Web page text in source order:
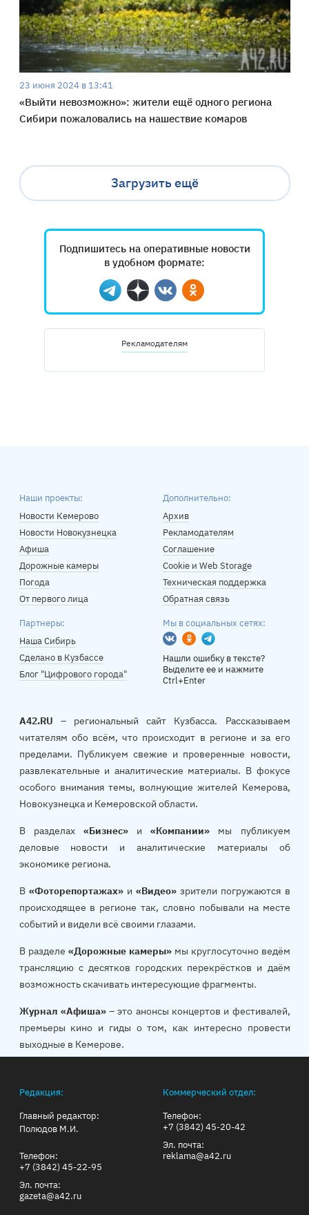
23 июня 2024 в 13:41
«Выйти невозможно»: жители ещё одного региона
Сибири пожаловались на нашествие комаров
Загрузить ещё
Подпишитесь на оперативные новости
в удобном формате:
Telegram
ДзенВконтактеОдноклассники
Рекламодателям
Наши проекты:
Новости Кемерово
Новости Новокузнецка
Афиша
Дорожные камеры
Погода
От первого лица
Дополнительно:
Архив
Рекламодателям
Соглашение
Cookie и Web Storage
Техническая поддержка
Обратная связь
Партнеры:
Наша Сибирь
Сделано в Кузбассе
Блог "Цифрового города"
Мы в социальных сетях:
Вконтакте
Одноклассники
Telegram
Нашли ошибку в тексте?
Выделите ее и нажмите
Ctrl+Enter
A42.RU – региональный сайт Кузбасса. Рассказываем
читателям обо всём, что происходит в регионе и за его
пределами. Публикуем свежие и проверенные новости,
развлекательные и аналитические материалы. В фокусе
особого внимания темы, волнующие жителей Кемерова,
Новокузнецка и Кемеровской области.
В разделах «Бизнес»и«Компании» мы публикуем
деловые новости и аналитические материалы об
экономике региона.
В «Фоторепортажах»и«Видео» зрители погружаются в
происходящее в регионе так, словно побывали на месте
событий и видели всё своими глазами.
В разделе «Дорожные камеры»мы круглосуточно ведём
трансляцию с десятков городских перекрёстков и даём
возможность скачивать интересующие фрагменты.
Журнал «Афиша»– это анонсы концертов и фестивалей,
премьеры кино и гиды о том, как интересно провести
выходные в Кемерове.
Редакция:
Главный редактор:
Полюдов М.И.
Телефон:
+7 (3842) 45-22-95
Эл. почта:
gazeta@a42.ru
Коммерческий отдел:
Телефон:
+7 (3842) 45-20-42
Эл. почта:
reklama@a42.ru